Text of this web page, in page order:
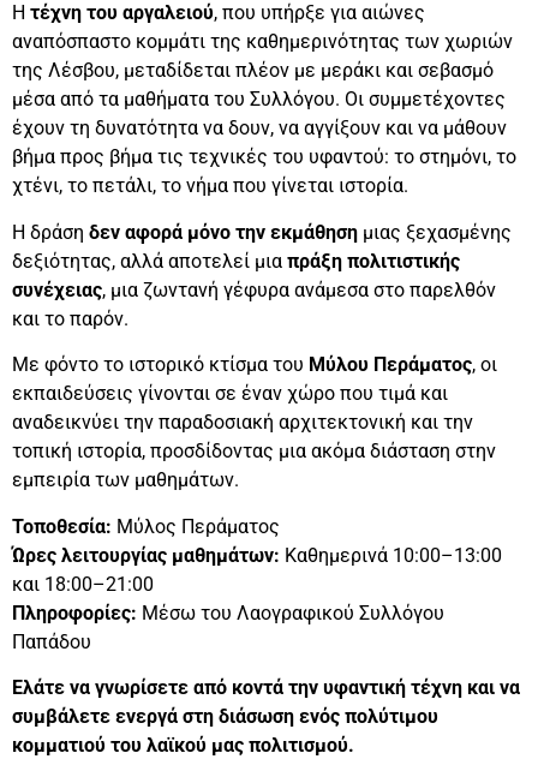
Η τέχνη του αργαλειού, που υπήρξε για αιώνες
αναπόσπαστο κομμάτι της καθημερινότητας των χωριών
της Λέσβου, μεταδίδεται πλέον με μεράκι και σεβασμό
μέσα από τα μαθήματα του Συλλόγου. Οι συμμετέχοντες
έχουν τη δυνατότητα να δουν, να αγγίξουν και να μάθουν
βήμα προς βήμα τις τεχνικές του υφαντού: το στημόνι, το
χτένι, το πετάλι, το νήμα που γίνεται ιστορία.
Η δράση δεν αφορά μόνο την εκμάθηση μιας ξεχασμένης
δεξιότητας, αλλά αποτελεί μια πράξη πολιτιστικής
συνέχειας, μια ζωντανή γέφυρα ανάμεσα στο παρελθόν
και το παρόν.
Με φόντο το ιστορικό κτίσμα του Μύλου Περάματος, οι
εκπαιδεύσεις γίνονται σε έναν χώρο που τιμά και
αναδεικνύει την παραδοσιακή αρχιτεκτονική και την
τοπική ιστορία, προσδίδοντας μια ακόμα διάσταση στην
εμπειρία των μαθημάτων.
Τοποθεσία: Μύλος Περάματος
Ώρες λειτουργίας μαθημάτων: Καθημερινά 10:00–13:00
και 18:00–21:00
Πληροφορίες: Μέσω του Λαογραφικού Συλλόγου
Παπάδου
Ελάτε να γνωρίσετε από κοντά την υφαντική τέχνη και να
συμβάλετε ενεργά στη διάσωση ενός πολύτιμου
κομματιού του λαϊκού μας πολιτισμού.